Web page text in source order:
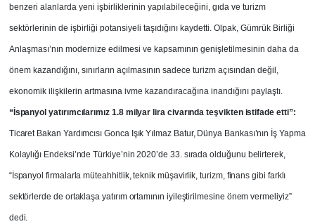
benzeri alanlarda yeni işbirliklerinin yapılabileceğini, gıda ve turizm
sektörlerinin de işbirliği potansiyeli taşıdığını kaydetti. Olpak, Gümrük Birliği
Anlaşması’nın modernize edilmesi ve kapsamının genişletilmesinin daha da
önem kazandığını, sınırların açılmasının sadece turizm açısından değil,
ekonomik ilişkilerin artmasına ivme kazandıracağına inandığını paylaştı.
“İspanyol yatırımcılarımız 1.8 milyar lira civarında teşvikten istifade etti”:
Ticaret Bakan Yardımcısı Gonca Işık Yılmaz Batur, Dünya Bankası’nın İş Yapma
Kolaylığı Endeksi’nde Türkiye’nin 2020’de 33. sırada olduğunu belirterek,
“İspanyol firmalarla müteahhitlik, teknik müşavirlik, turizm, finans gibi farklı
sektörlerde de ortaklaşa yatırım ortamının iyileştirilmesine önem vermeliyiz”
dedi.